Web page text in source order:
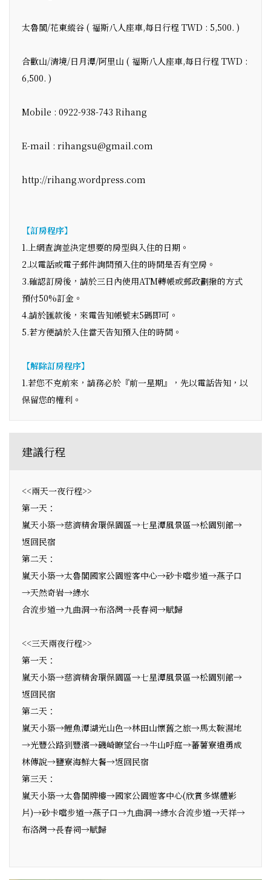
太魯閣/花東縱谷 ( 福斯八人座車,每日行程 TWD : 5,500. )
合歡山/清境/日月潭/阿里山 ( 福斯八人座車,每日行程 TWD :
6,500. )
Mobile : 0922-938-743 Rihang
E-mail : rihangsu@gmail.com
http://rihang.wordpress.com
【訂房程序】
1.上網查詢並決定想要的房型與入住的日期。
2.以電話或電子郵件詢問預入住的時間是否有空房。
3.確認訂房後，請於三日內使用ATM轉帳或郵政劃撥的方式
預付50%訂金。
4.請於匯款後，來電告知帳號末5碼即可。
5.若方便請於入住當天告知預入住的時間。
【解除訂房程序】
1.若您不克前來，請務必於『前一星期』，先以電話告知，以
保留您的權利。
建議行程
<<兩天一夜行程>>
第一天：
嵐天小築→慈濟精舍環保園區→七星潭風景區→松園別館→
返回民宿
第二天：
嵐天小築→太魯閣國家公園遊客中心→砂卡噹步道→燕子口
→天然奇岩→綠水
合流步道→九曲洞→布洛灣→長春祠→賦歸
<<三天兩夜行程>>
第一天：
嵐天小築→慈濟精舍環保園區→七星潭風景區→松園別館→
返回民宿
第二天：
嵐天小築→鯉魚潭湖光山色→林田山懷舊之旅→馬太鞍濕地
→光豐公路到豐濱→磯崎瞭望台→牛山呼庭→蕃薯寮遺勇成
林傳說→鹽寮海鮮大餐→返回民宿
第三天：
嵐天小築→太魯閣牌樓→國家公園遊客中心(欣賞多媒體影
片)→砂卡噹步道→燕子口→九曲洞→綠水合流步道→天祥→
布洛灣→長春祠→賦歸